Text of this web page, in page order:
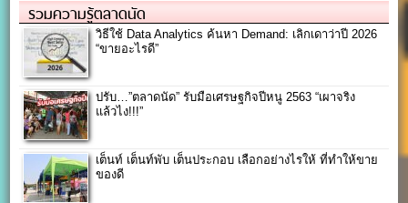
รวมความรู้ตลาดนัด
วิธีใช้ Data Analytics ค้นหา Demand: เลิกเดาว่าปี 2026
“ขายอะไรดี”
ปรับ…”ตลาดนัด” รับมือเศรษฐกิจปีหนู 2563 “เผาจริง
แล้วไง!!!”
เต็นท์ เต็นท์พับ เต็นประกอบ เลือกอย่างไรให้ ที่ทำให้ขาย
ของดี